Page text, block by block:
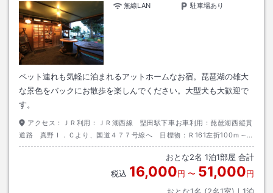
無線LAN
駐車場あり
ペット連れも気軽に泊まれるアットホームなお宿。琵琶湖の雄大
な景色をバックにお散歩を楽しんでください。大型犬も大歓迎で
す。
アクセス：
ＪＲ利用：ＪＲ湖西線 堅田駅下車お車利用：琵琶湖西縦貫
道路 真野Ｉ．Ｃより、国道４７７号線へ 目標物：Ｒ161左折100ｍ～右
折４００ｍ～左折
おとな2名 1泊1部屋 合計
税込 16,000円 〜 51,000円
おとな1名 (2名1室)｜ 1泊